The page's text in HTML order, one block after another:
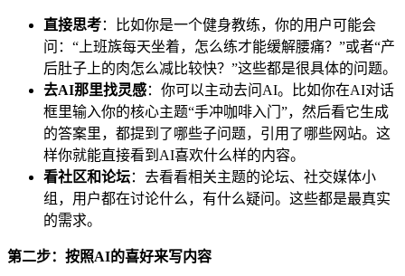
直接思考：比如你是一个健身教练，你的用户可能会
问：“上班族每天坐着，怎么练才能缓解腰痛？”或者“产
后肚子上的肉怎么减比较快？”这些都是很具体的问题。
去AI那里找灵感：你可以主动去问AI。比如你在AI对话
框里输入你的核心主题“手冲咖啡入门”，然后看它生成
的答案里，都提到了哪些子问题，引用了哪些网站。这
样你就能直接看到AI喜欢什么样的内容。
看社区和论坛：去看看相关主题的论坛、社交媒体小
组，用户都在讨论什么，有什么疑问。这些都是最真实
的需求。
第二步：按照AI的喜好来写内容